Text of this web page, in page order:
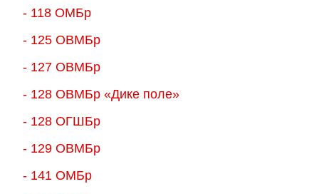
- 118 ОМБр
- 125 ОВМБр
- 127 ОВМБр
- 128 ОВМБр «Дике поле»
- 128 ОГШБр
- 129 ОВМБр
- 141 ОМБр